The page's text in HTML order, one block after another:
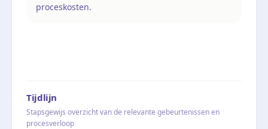
proceskosten.
Tijdlijn
Stapsgewijs overzicht van de relevante gebeurtenissen en
procesverloop